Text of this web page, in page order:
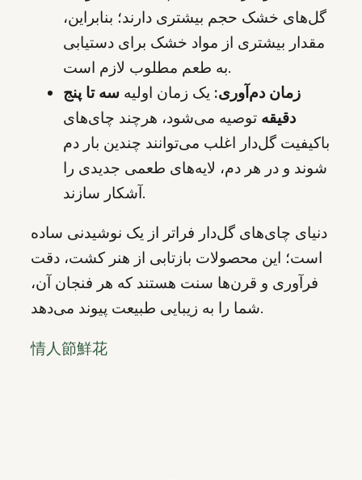
گل‌های خشک حجم بیشتری دارند؛ بنابراین،
مقدار بیشتری از مواد خشک برای دستیابی
به طعم مطلوب لازم است.
زمان دم‌آوری: یک زمان اولیه سه تا پنج
دقیقه توصیه می‌شود، هرچند چای‌های
باکیفیت گل‌دار اغلب می‌توانند چندین بار دم
شوند و در هر دم، لایه‌های طعمی جدیدی را
آشکار سازند.
دنیای چای‌های گل‌دار فراتر از یک نوشیدنی ساده
است؛ این محصولات بازتابی از هنر کشت، دقت
فرآوری و قرن‌ها سنت هستند که هر فنجان آن،
شما را به زیبایی طبیعت پیوند می‌دهد.
情人節鮮花